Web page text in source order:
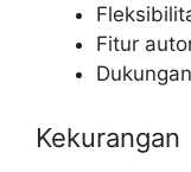
Fitur
Kekurangan